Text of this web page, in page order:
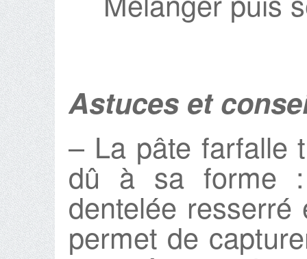
Astuces et
– La pâte farfalle
dû à sa forme
dentelée
permet de